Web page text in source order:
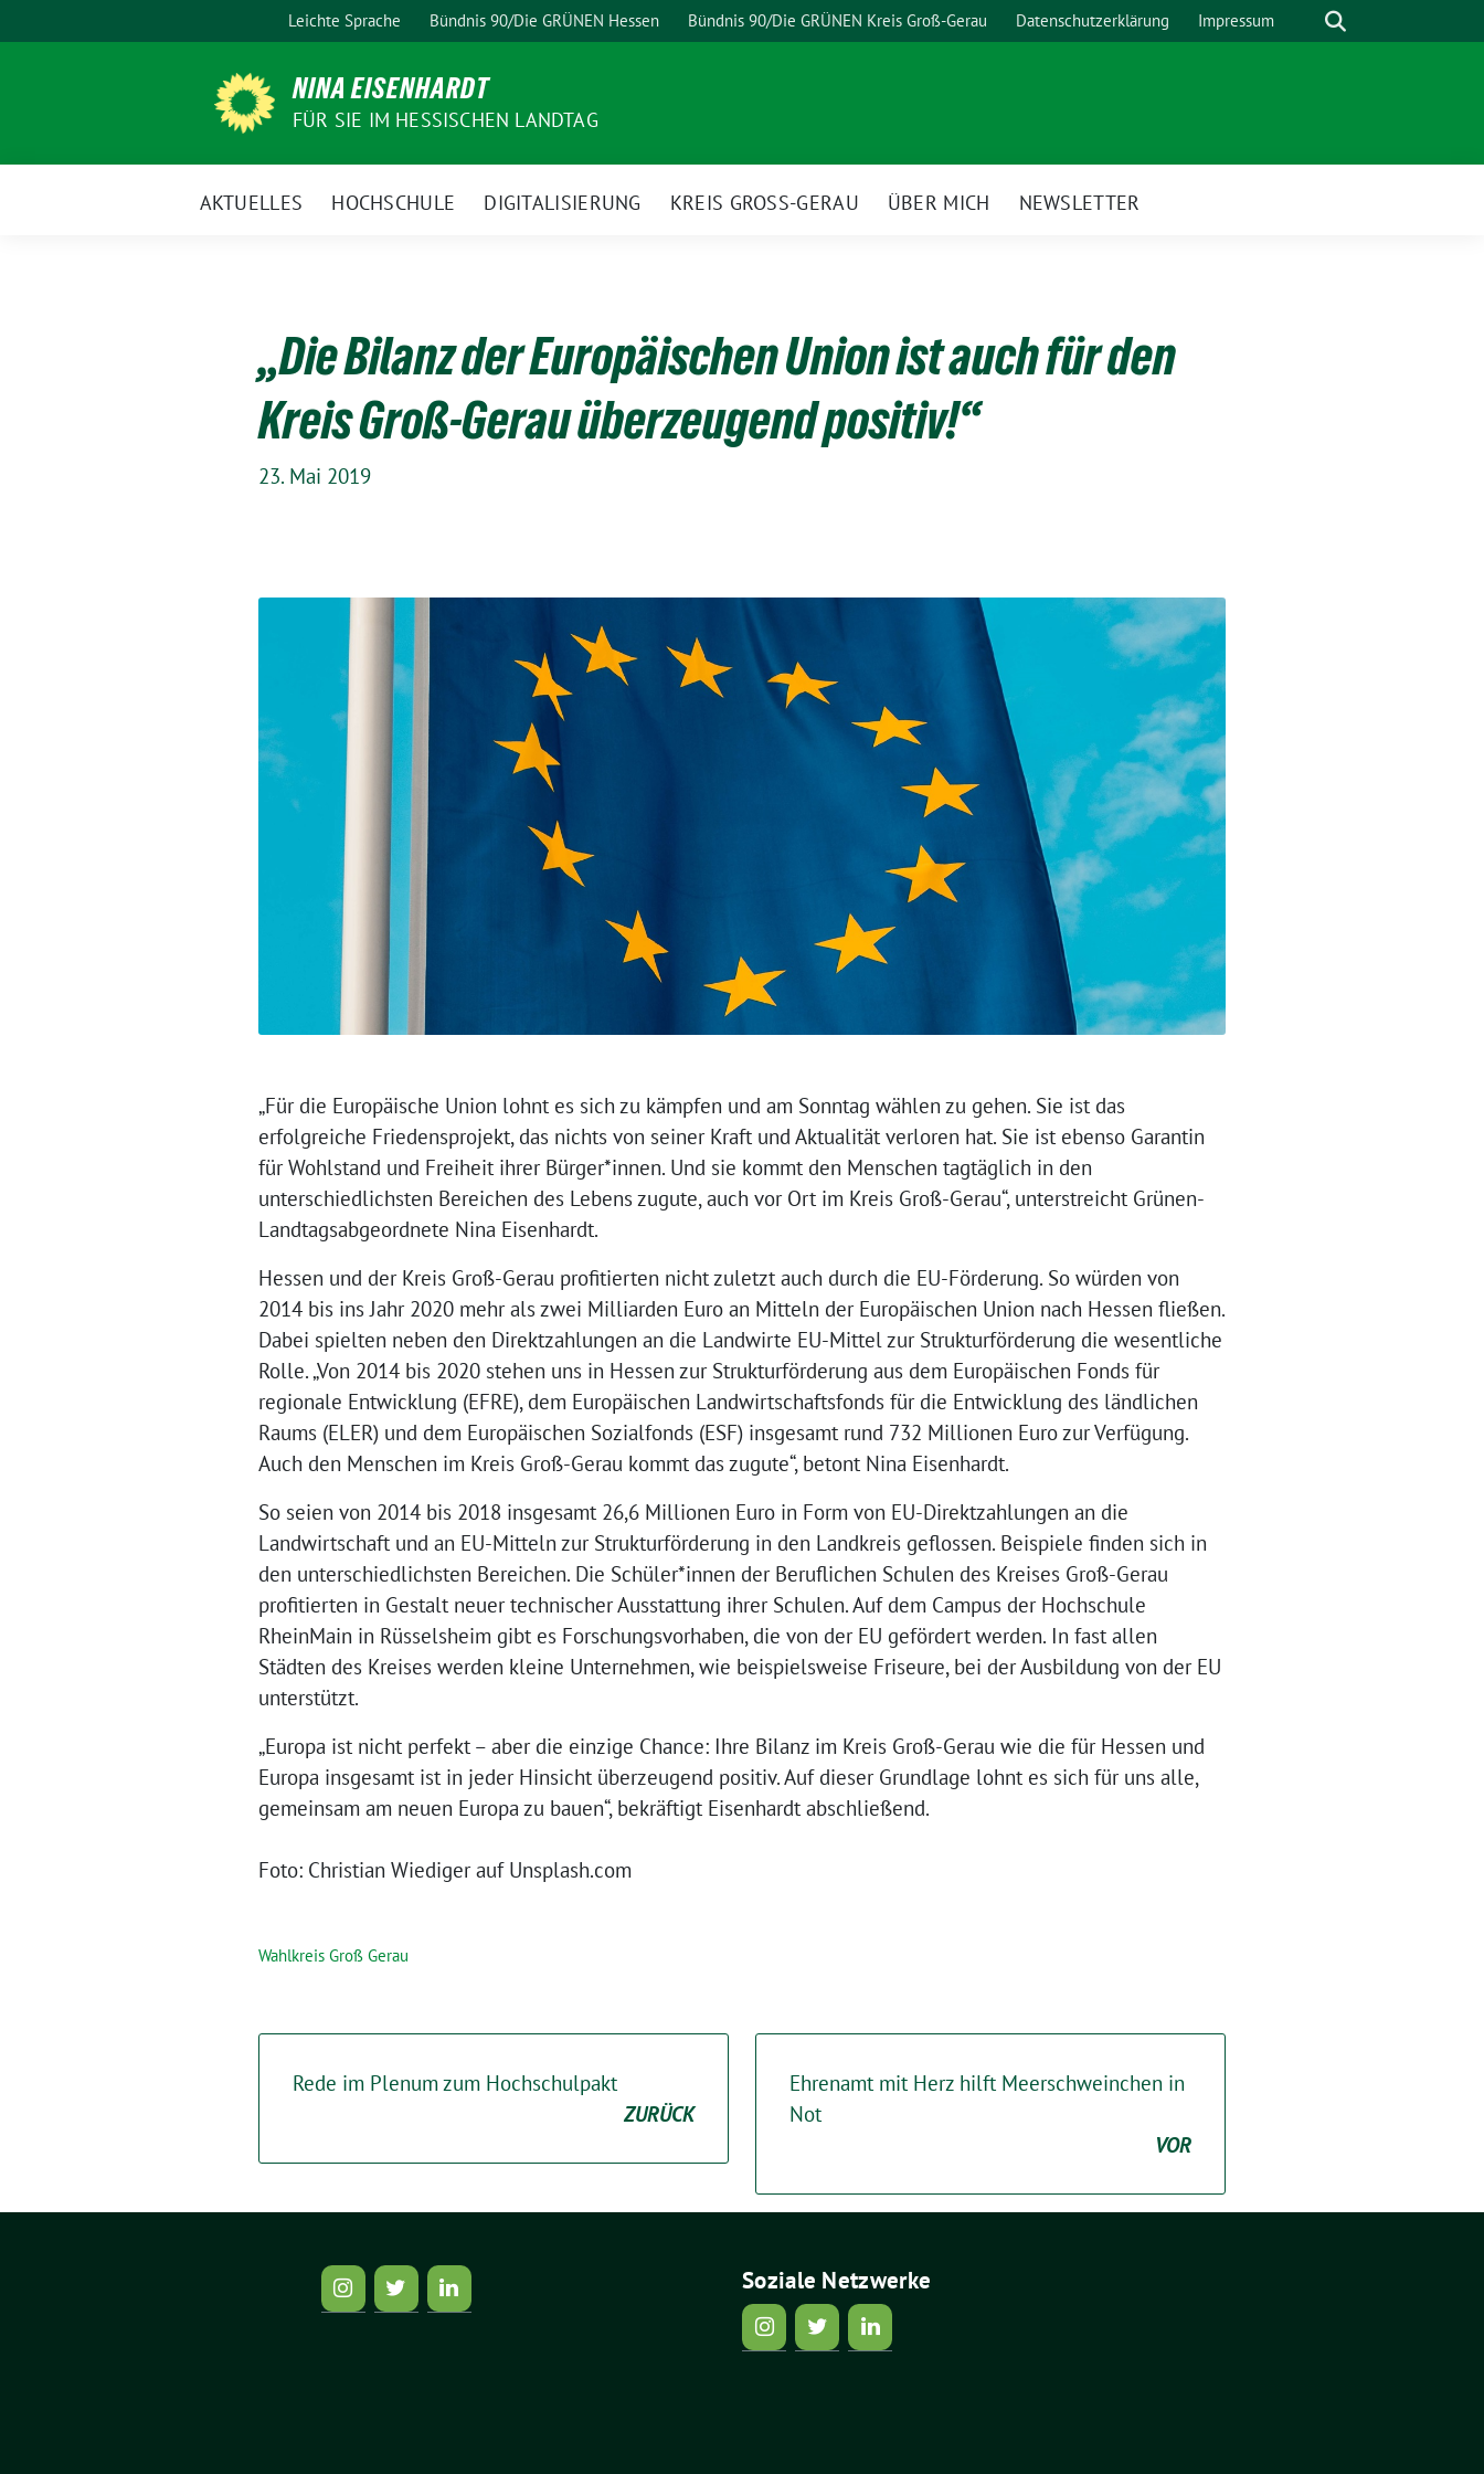
zum
Leichte Sprache Bündnis 90/Die GRÜNEN Hessen Bündnis 90/Die GRÜNEN Kreis Groß-Gerau Datenschutzerklärung Impressum Suche
NINA EISENHARDT
FÜR SIE IM HESSISCHEN LANDTAG
AKTUELLES HOCHSCHULE DIGITALISIERUNG KREIS GROSS-GERAU ÜBER MICH NEWSLETTER
„Die Bilanz der Europäischen Union ist auch für den
Kreis Groß-Gerau überzeugend positiv!“
23. Mai 2019
„Für die Europäische Union lohnt es sich zu kämpfen und am Sonntag wählen zu gehen. Sie ist das
erfolgreiche Friedensprojekt, das nichts von seiner Kraft und Aktualität verloren hat. Sie ist ebenso Garantin
für Wohlstand und Freiheit ihrer Bürger*innen. Und sie kommt den Menschen tagtäglich in den
unterschiedlichsten Bereichen des Lebens zugute, auch vor Ort im Kreis Groß-Gerau“, unterstreicht Grünen-
Landtagsabgeordnete Nina Eisenhardt.
Hessen und der Kreis Groß-Gerau profitierten nicht zuletzt auch durch die EU-Förderung. So würden von
2014 bis ins Jahr 2020 mehr als zwei Milliarden Euro an Mitteln der Europäischen Union nach Hessen fließen.
Dabei spielten neben den Direktzahlungen an die Landwirte EU-Mittel zur Strukturförderung die wesentliche
Rolle. „Von 2014 bis 2020 stehen uns in Hessen zur Strukturförderung aus dem Europäischen Fonds für
regionale Entwicklung (EFRE), dem Europäischen Landwirtschaftsfonds für die Entwicklung des ländlichen
Raums (ELER) und dem Europäischen Sozialfonds (ESF) insgesamt rund 732 Millionen Euro zur Verfügung.
Auch den Menschen im Kreis Groß-Gerau kommt das zugute“, betont Nina Eisenhardt.
So seien von 2014 bis 2018 insgesamt 26,6 Millionen Euro in Form von EU-Direktzahlungen an die
Landwirtschaft und an EU-Mitteln zur Strukturförderung in den Landkreis geflossen. Beispiele finden sich in
den unterschiedlichsten Bereichen. Die Schüler*innen der Beruflichen Schulen des Kreises Groß-Gerau
profitierten in Gestalt neuer technischer Ausstattung ihrer Schulen. Auf dem Campus der Hochschule
RheinMain in Rüsselsheim gibt es Forschungsvorhaben, die von der EU gefördert werden. In fast allen
Städten des Kreises werden kleine Unternehmen, wie beispielsweise Friseure, bei der Ausbildung von der EU
unterstützt.
„Europa ist nicht perfekt – aber die einzige Chance: Ihre Bilanz im Kreis Groß-Gerau wie die für Hessen und
Europa insgesamt ist in jeder Hinsicht überzeugend positiv. Auf dieser Grundlage lohnt es sich für uns alle,
gemeinsam am neuen Europa zu bauen“, bekräftigt Eisenhardt abschließend.
Foto: Christian Wiediger auf Unsplash.com
Wahlkreis Groß Gerau
Rede im Plenum zum Hochschulpakt
ZURÜCK
Ehrenamt mit Herz hilft Meerschweinchen in
Not
VOR
Soziale Netzwerke